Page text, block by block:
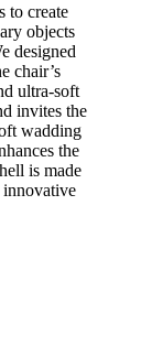
to create
objects
designed
chair’s
ultra-soft
invites the
wadding
the
is made
innovative